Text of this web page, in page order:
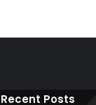
Recent Posts